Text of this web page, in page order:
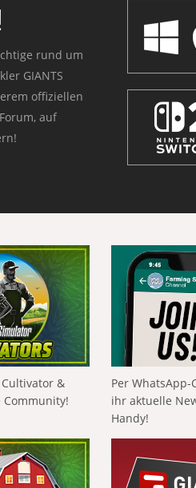
rund um
GIANTS
offiziellen
auf
&
Per
ihr aktuelle
Handy!